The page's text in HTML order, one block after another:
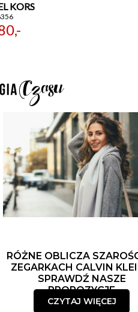
KORS
RÓŻNE OBLICZA
ZEGARKACH CALVIN
SPRAWDŹ NASZE
PROPOZYCJE
CZYTAJ WIĘCEJ